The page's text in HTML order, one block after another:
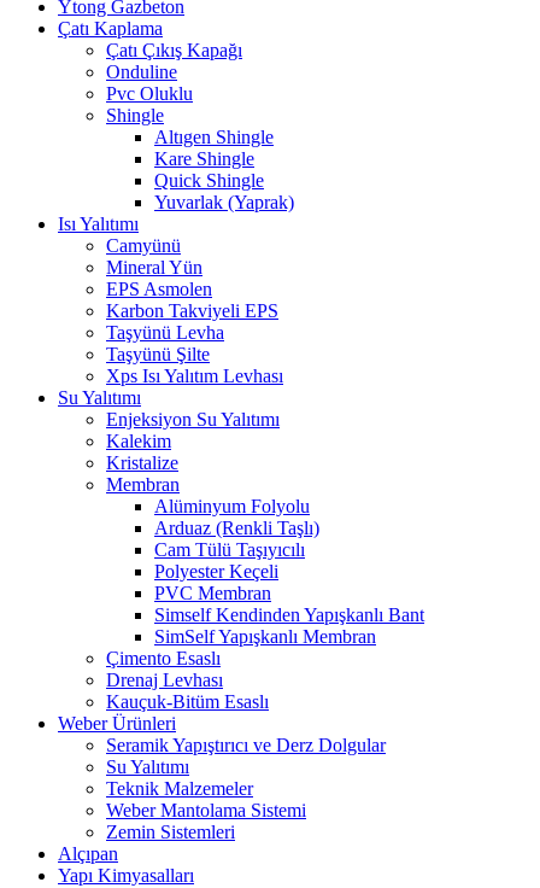
Ytong Gazbeton
Çatı Kaplama
Çatı Çıkış Kapağı
Onduline
Pvc Oluklu
Shingle
Altıgen Shingle
Kare Shingle
Quick Shingle
Yuvarlak (Yaprak)
Isı Yalıtımı
Camyünü
Mineral Yün
EPS Asmolen
Karbon Takviyeli EPS
Taşyünü Levha
Taşyünü Şilte
Xps Isı Yalıtım Levhası
Su Yalıtımı
Enjeksiyon Su Yalıtımı
Kalekim
Kristalize
Membran
Alüminyum Folyolu
Arduaz (Renkli Taşlı)
Cam Tülü Taşıyıcılı
Polyester Keçeli
PVC Membran
Simself Kendinden Yapışkanlı Bant
SimSelf Yapışkanlı Membran
Çimento Esaslı
Drenaj Levhası
Kauçuk-Bitüm Esaslı
Weber Ürünleri
Seramik Yapıştırıcı ve Derz Dolgular
Su Yalıtımı
Teknik Malzemeler
Weber Mantolama Sistemi
Zemin Sistemleri
Alçıpan
Yapı Kimyasalları